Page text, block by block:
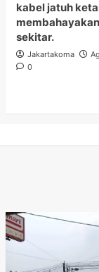
kabel jatuh
sekitar.
Jakartakoma
0